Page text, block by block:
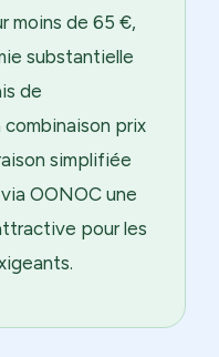
moins de 65 €,
substantielle
de
prix
simplifiée
OONOC une
pour les